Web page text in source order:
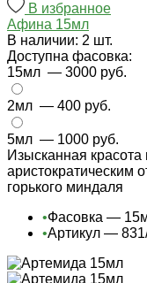
В избранное
Афина 15мл
В наличии: 2 шт.
Доступна фасовка:
15мл — 3000 руб.
2мл — 400 руб.
5мл — 1000 руб.
Изысканная
аристократическим
горького миндаля
•Фасовка —
•Артикул —